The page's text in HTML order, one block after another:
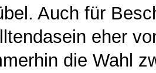
Auch für
eher
die Wahl